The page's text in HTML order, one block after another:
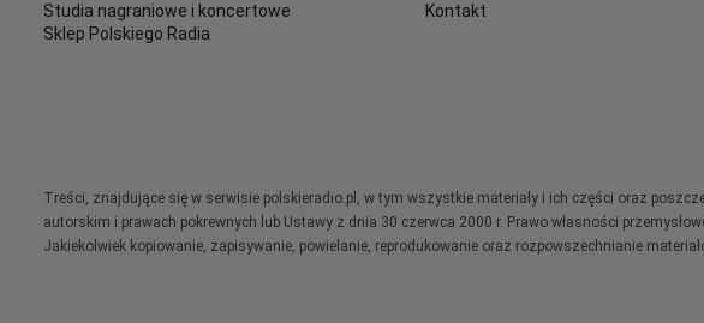
Studia nagraniowe i koncertowe
Sklep Polskiego Radia
Kontakt
Treści, znajdujące się w serwisie polskieradio.pl, w tym wszystkie materiały i ich części oraz
autorskim i prawach pokrewnych lub Ustawy z dnia 30 czerwca 2000 r. Prawo własności
Jakiekolwiek kopiowanie, zapisywanie, powielanie, reprodukowanie oraz rozpowszechnianie